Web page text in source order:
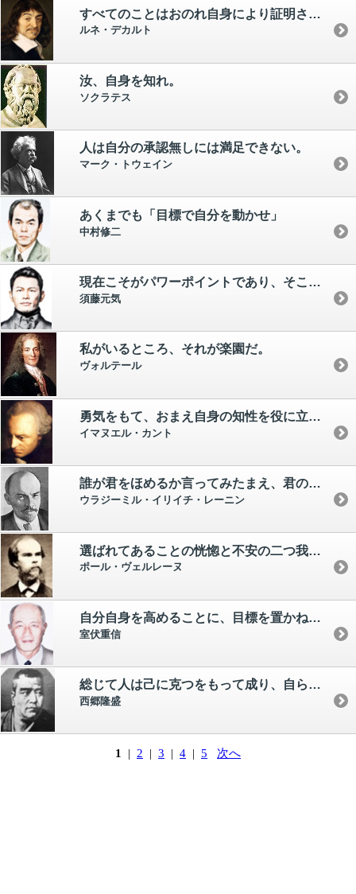
すべてのことはおのれ自身により証明される。
ルネ・デカルト
汝、自身を知れ。
ソクラテス
人は自分の承認無しには満足できない。
マーク・トウェイン
あくまでも「目標で自分を動かせ」
中村修二
現在こそがパワーポイントであり、そこから自分の未来と過去を形成しているんだ。 自分の在り方を変えると過去もプログラミングし直すことになり、自分でどうにもできないと思っていた過去も変えられる。
須藤元気
私がいるところ、それが楽園だ。
ヴォルテール
勇気をもて、おまえ自身の知性を役に立てろ。
イマヌエル・カント
誰が君をほめるか言ってみたまえ、君の欠点がどこにあるか教えてあげよう。
ウラジーミル・イリイチ・レーニン
選ばれてあることの恍惚と不安の二つ我に在り。
ポール・ヴェルレーヌ
自分自身を高めることに、目標を置かねばならない。
室伏重信
総じて人は己に克つをもって成り、自ら愛するをもって敗るるぞ。
西郷隆盛
1 | 2 | 3 | 4 | 5 次へ